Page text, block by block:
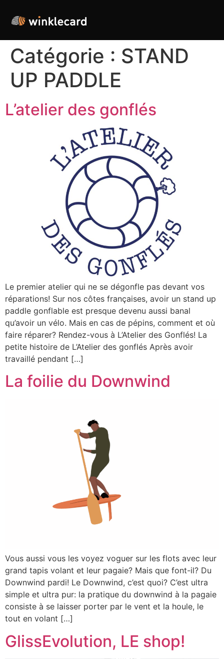
Catégorie : STAND
UP PADDLE
L’atelier des gonflés
Le premier atelier qui ne se dégonfle pas devant vos
réparations! Sur nos côtes françaises, avoir un stand up
paddle gonflable est presque devenu aussi banal
qu’avoir un vélo. Mais en cas de pépins, comment et où
faire réparer? Rendez-vous à L’Atelier des Gonflés! La
petite histoire de L’Atelier des gonflés Après avoir
travaillé pendant […]
La foilie du Downwind
Vous aussi vous les voyez voguer sur les flots avec leur
grand tapis volant et leur pagaie? Mais que font-il? Du
Downwind pardi! Le Downwind, c’est quoi? C’est ultra
simple et ultra pur: la pratique du downwind à la pagaie
consiste à se laisser porter par le vent et la houle, le
tout en volant […]
GlissEvolution, LE shop!